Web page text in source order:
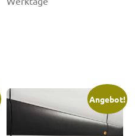
Angebot!